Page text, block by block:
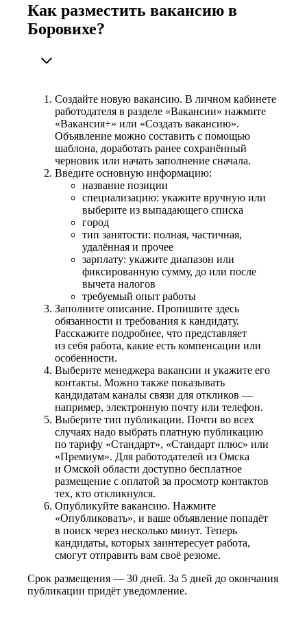
Как разместить вакансию в
Боровихе?
Создайте новую вакансию. В личном кабинете
работодателя в разделе «Вакансии» нажмите
«Вакансия+» или «Создать вакансию».
Объявление можно составить с помощью
шаблона, доработать ранее сохранённый
черновик или начать заполнение сначала.
Введите основную информацию:
название позиции
специализацию: укажите вручную или
выберите из выпадающего списка
город
тип занятости: полная, частичная,
удалённая и прочее
зарплату: укажите диапазон или
фиксированную сумму, до или после
вычета налогов
требуемый опыт работы
Заполните описание. Пропишите здесь
обязанности и требования к кандидату.
Расскажите подробнее, что представляет
из себя работа, какие есть компенсации или
особенности.
Выберите менеджера вакансии и укажите его
контакты. Можно также показывать
кандидатам каналы связи для откликов —
например, электронную почту или телефон.
Выберите тип публикации. Почти во всех
случаях надо выбрать платную публикацию
по тарифу «Стандарт», «Стандарт плюс» или
«Премиум». Для работодателей из Омска
и Омской области доступно бесплатное
размещение с оплатой за просмотр контактов
тех, кто откликнулся.
Опубликуйте вакансию. Нажмите
«Опубликовать», и ваше объявление попадёт
в поиск через несколько минут. Теперь
кандидаты, которых заинтересует работа,
смогут отправить вам своё резюме.
Срок размещения — 30 дней. За 5 дней до окончания
публикации придёт уведомление.